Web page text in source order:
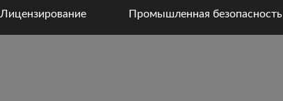
Лицензирование Промышленная безопасность